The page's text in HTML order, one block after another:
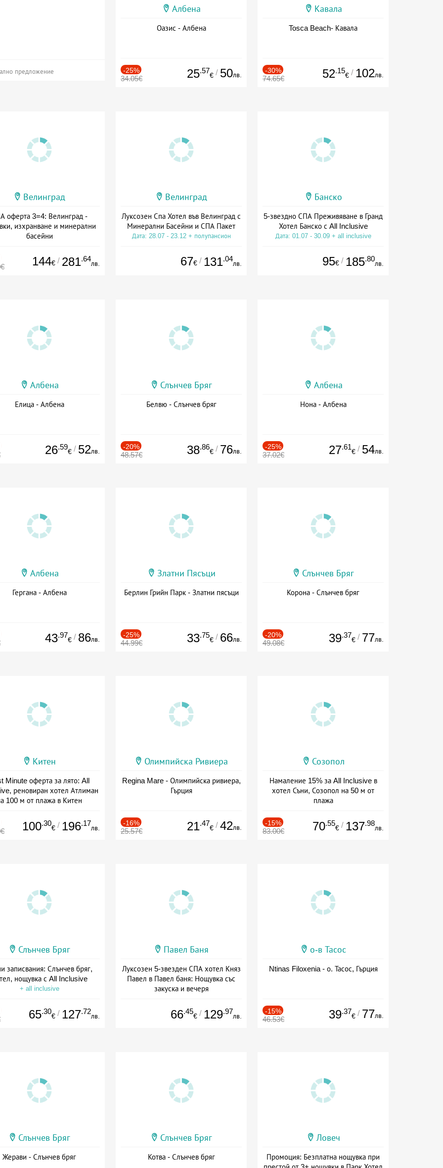
предложение
Албена
Оазис - Албена
-25%
34.05€ 25.57
€ / 50лв.
Кавала
Tosca Beach- Кавала
-30%
74.65€ 52.15
€ / 102лв.
Велинград
оферта 3=4: Велинград -
изхранване и минерални
басейни
144€ / 281.64
лв.
Велинград
Луксозен Спа Хотел във Велинград с
Минерални Басейни и СПА Пакет
Дата: 28.07 - 23.12 + полупансион
67€ / 131.04
лв.
Банско
5-звездно СПА Преживяване в Гранд
Хотел Банско с All Inclusive
Дата: 01.07 - 30.09 + all inclusive
95€ / 185.80
лв.
Албена
Елица - Албена
26.59
€ / 52лв.
Слънчев Бряг
Белвю - Слънчев бряг
-20%
48.57€ 38.86
€ / 76лв.
Албена
Нона - Албена
-25%
37.02€ 27.61
€ / 54лв.
Албена
Гергана - Албена
43.97
€ / 86лв.
Златни Пясъци
Берлин Грийн Парк - Златни пясъци
-25%
44.99€ 33.75
€ / 66лв.
Слънчев Бряг
Корона - Слънчев бряг
-20%
49.08€ 39.37
€ / 77лв.
Китен
Minute оферта за лято: All
реновиран хотел Атлиман
100 м от плажа в Китен
100.30
€ / 196.17
лв.
Олимпийска Ривиера
Regina Mare - Олимпийска ривиера,
Гърция
-16%
25.57€ 21.47
€ / 42лв.
Созопол
Намаление 15% за All Inclusive в
хотел Съни, Созопол на 50 м от
плажа
-15%
83.00€ 70.55
€ / 137.98
лв.
Слънчев Бряг
записвания: Слънчев бряг,
нощувка с All Inclusive
+ all inclusive
65.30
€ / 127.72
лв.
Павел Баня
Луксозен 5-звезден СПА хотел Княз
Павел в Павел баня: Нощувка със
закуска и вечеря
66.45
€ / 129.97
лв.
о-в Тасос
Ntinas Filoxenia - о. Тасос, Гърция
-15%
46.53€ 39.37
€ / 77лв.
Слънчев Бряг
Жерави - Слънчев бряг
Слънчев Бряг
Котва - Слънчев бряг
Ловеч
Промоция: Безплатна нощувка при